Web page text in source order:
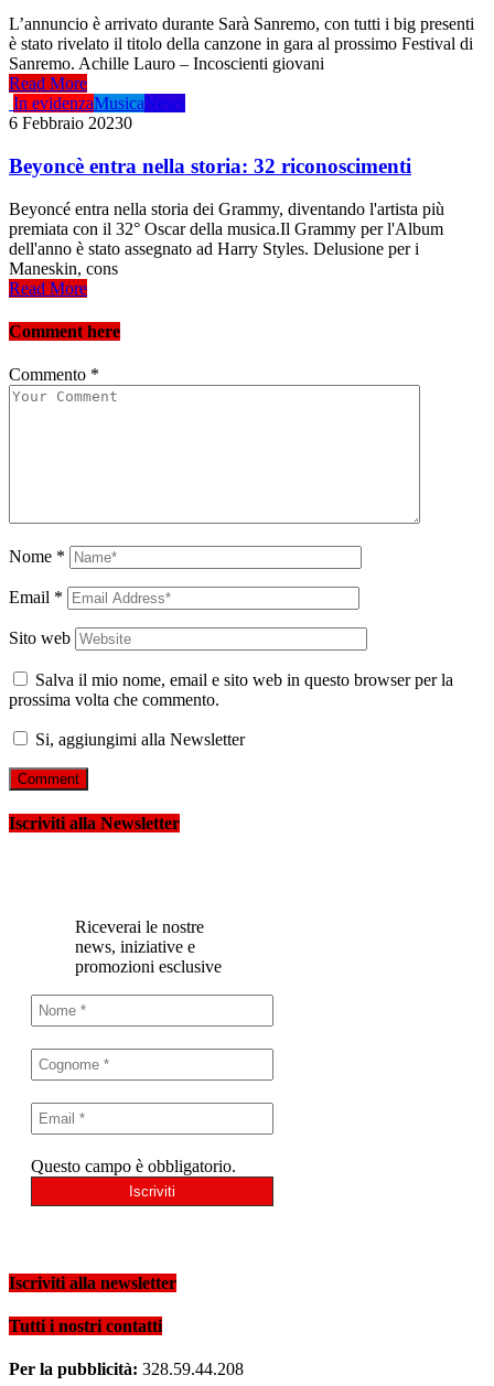
L’annuncio è arrivato durante Sarà Sanremo, con tutti i big presenti
è stato rivelato il titolo della canzone in gara al prossimo Festival di
Sanremo. Achille Lauro – Incoscienti giovani
Read More
In evidenzaMusicaNews
6 Febbraio 20230
Beyoncè entra nella storia: 32 riconoscimenti
Beyoncé entra nella storia dei Grammy, diventando l'artista più
premiata con il 32° Oscar della musica.Il Grammy per l'Album
dell'anno è stato assegnato ad Harry Styles. Delusione per i
Maneskin, cons
Read More
Comment here
Commento *
Nome *
Email *
Sito web
Salva il mio nome, email e sito web in questo browser per la
prossima volta che commento.
Si, aggiungimi alla Newsletter
Iscriviti alla Newsletter
Riceverai le nostre
news, iniziative e
promozioni esclusive
Questo campo è obbligatorio.
Iscriviti alla newsletter
Tutti i nostri contatti
Per la pubblicità: 328.59.44.208